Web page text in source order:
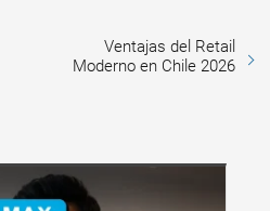
Ventajas del Retail
Moderno en Chile 2026